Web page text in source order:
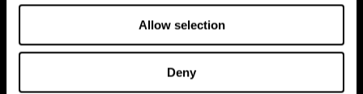
Allow selection
Deny
App CogniFit